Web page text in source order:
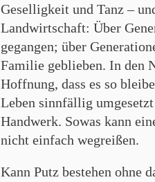
Geselligkeit und Tanz –
Landwirtschaft: Über
gegangen; über
Familie geblieben. In den
Hoffnung, dass es so
Leben sinnfällig
Handwerk. Sowas kann
nicht einfach wegreißen.
Kann Putz bestehen ohne